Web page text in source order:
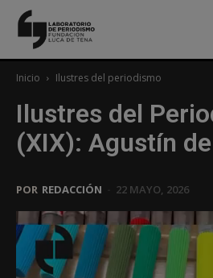
Inicio Ilustres del periodismo
Ilustres del
(XIX): Agustín
POR REDACCIÓN 22 MAYO, 2026
de